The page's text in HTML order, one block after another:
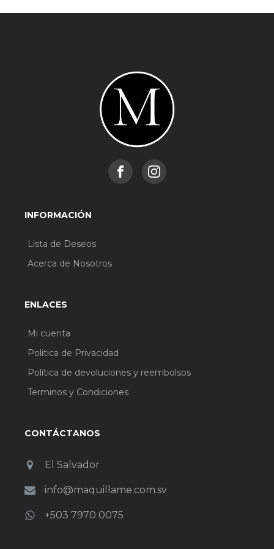
INFORMACIÓN
Lista de Deseos
Acerca de Nosotros
ENLACES
Mi cuenta
Politica de Privacidad
Política de devoluciones y reembolsos
Terminos y Condiciones
CONTÁCTANOS
El Salvador
info@maquillame.com.sv
+503 7970 0075